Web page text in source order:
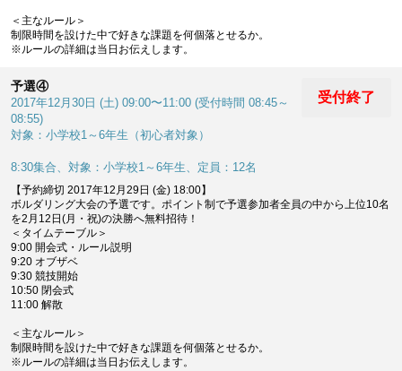
＜主なルール＞
制限時間を設けた中で好きな課題を何個落とせるか。
※ルールの詳細は当日お伝えします。
予選④
2017年12月30日 (土) 09:00〜11:00 (受付時間 08:45～
08:55)
対象：小学校1～6年生（初心者対象）
8:30集合、対象：小学校1～6年生、定員：12名
受付終了
【予約締切 2017年12月29日 (金) 18:00】
ボルダリング大会の予選です。ポイント制で予選参加者全員の中から上位10名
を2月12日(月・祝)の決勝へ無料招待！
＜タイムテーブル＞
9:00 開会式・ルール説明
9:20 オブザベ
9:30 競技開始
10:50 閉会式
11:00 解散
＜主なルール＞
制限時間を設けた中で好きな課題を何個落とせるか。
※ルールの詳細は当日お伝えします。